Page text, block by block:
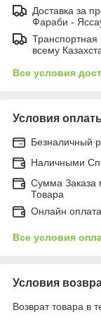
Доставка за
Фараби -
Транспортная
всему
Все условия
Условия
Безналичный
Наличными
Сумма Заказа
Товара
Онлайн
Все условия
Условия
Возврат товара в